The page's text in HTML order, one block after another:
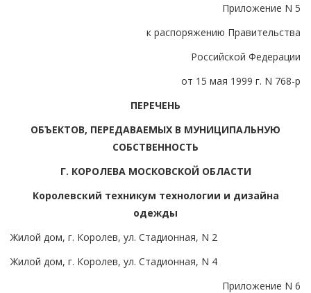
Приложение N 5
к распоряжению Правительства
Российской Федерации
от 15 мая 1999 г. N 768-р
ПЕРЕЧЕНЬ
ОБЪЕКТОВ, ПЕРЕДАВАЕМЫХ В МУНИЦИПАЛЬНУЮ
СОБСТВЕННОСТЬ
Г. КОРОЛЕВА МОСКОВСКОЙ ОБЛАСТИ
Королевский техникум технологии и дизайна
одежды
Жилой дом, г. Королев, ул. Стадионная, N 2
Жилой дом, г. Королев, ул. Стадионная, N 4
Приложение N 6